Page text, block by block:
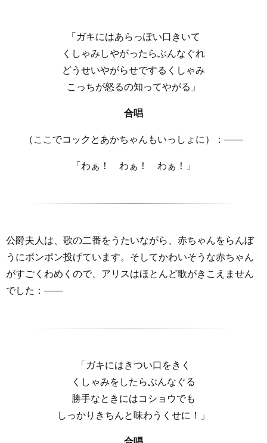
「ガキにはあらっぽい口きいて
くしゃみしやがったらぶんなぐれ
どうせいやがらせでするくしゃみ
こっちが怒るの知ってやがる」
合唱
（ここでコックとあかちゃんもいっしょに）：――
「わぁ！ わぁ！ わぁ！」
公爵夫人は、歌の二番をうたいながら、赤ちゃんをらんぼ
うにポンポン投げています。そしてかわいそうな赤ちゃん
がすごくわめくので、アリスはほとんど歌がきこえません
でした：――
「ガキにはきつい口をきく
くしゃみをしたらぶんなぐる
勝手なときにはコショウでも
しっかりきちんと味わうくせに！」